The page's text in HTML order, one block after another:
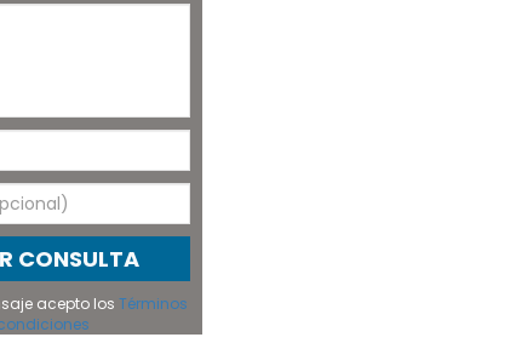
CONSULTA
acepto losTérminos